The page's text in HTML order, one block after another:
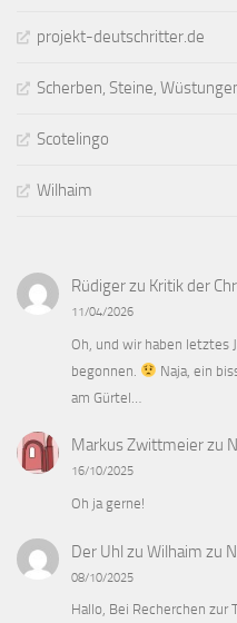
projekt-deutschritter.de
Scherben, Steine,
Scotelingo
Wilhaim
Rüdigerzu Kritik der
11/04/2026
Oh, und wir haben letztes
begonnen.
Naja, ein
am Gürtel…
Markus Zwittmeierzu
16/10/2025
Oh ja gerne!
Der Uhl zu Wilhaim zu
08/10/2025
Hallo, Bei Recherchen zur